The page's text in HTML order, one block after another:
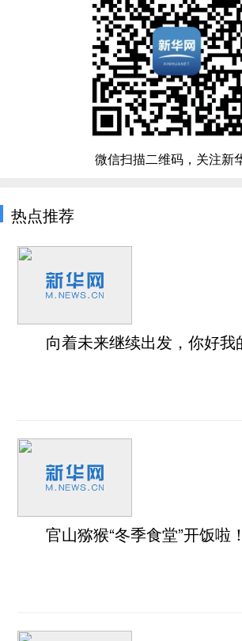
微信扫描二维码，关注新
热点推荐
向着未来继续出发，你好我
官山猕猴“冬季食堂”开饭啦！